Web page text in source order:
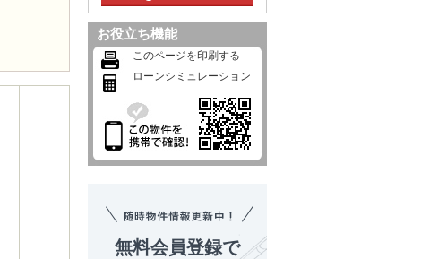
お役立ち機能
このページを印刷する
ローンシミュレーション
無料会員登録で